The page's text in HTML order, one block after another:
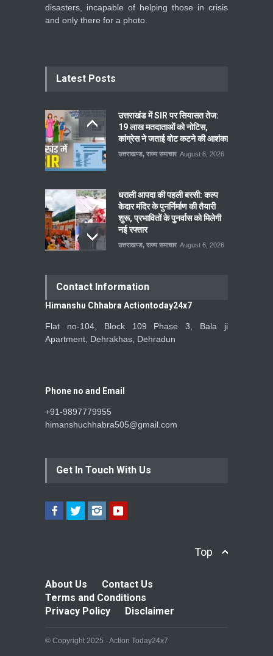
disasters, incapable of helping those in crisis
and only there for a photo.
Latest Posts
उत्तराखंड में SIR पर सियासत तेज:
19 लाख मतदाताओं को नोटिस,
कांग्रेस ने जताई वोट कटने की आशंका
उत्तराखण्ड, राज्य समाचार August 6, 2026
धराली आपदा की पहली बरसी: कल्प
केदार मंदिर के पुनर्निर्माण की तैयारी
शुरू, प्रभावितों के पुनर्वास को मिलेगी
नई रफ्तार
उत्तराखण्ड, राज्य समाचार August 6, 2026
Contact Information
Himanshu Chhabra Actiontoday24x7
Flat no-104, Block 109 Phase 3, Bala ji
Apartment, Dehrakhas, Dehradun
Phone no and Email
+91-9897779955
himanshuchhabra505@gmail.com
Get In Touch With Us
Top
About Us
Contact Us
Terms and Conditions
Privacy Policy
Disclaimer
© Copyright 2025 - Action Today24x7